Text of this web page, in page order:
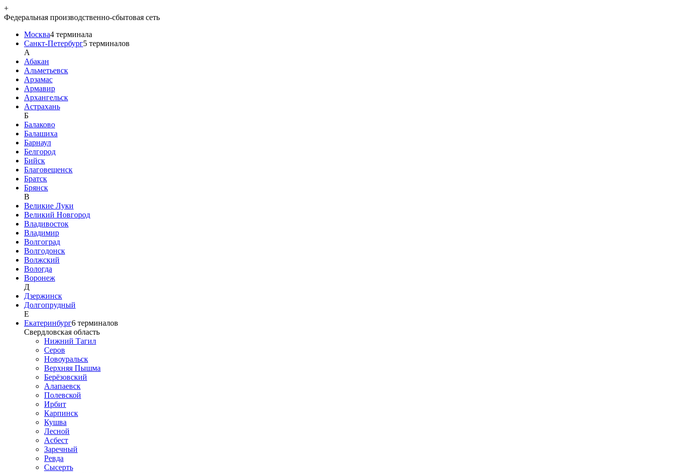
+
Федеральная производственно-сбытовая сеть
Москва4 терминала
Санкт-Петербург5 терминалов
A
Абакан
Альметьевск
Арзамас
Армавир
Архангельск
Астрахань
Б
Балаково
Балашиха
Барнаул
Белгород
Бийск
Благовещенск
Братск
Брянск
В
Великие Луки
Великий Новгород
Владивосток
Владимир
Волгоград
Волгодонск
Волжский
Вологда
Воронеж
Д
Дзержинск
Долгопрудный
Е
Екатеринбург6 терминалов
Свердловская область
Нижний Тагил
Серов
Новоуральск
Верхняя Пышма
Берёзовский
Алапаевск
Полевской
Ирбит
Карпинск
Кушва
Лесной
Асбест
Заречный
Ревда
Сысерть